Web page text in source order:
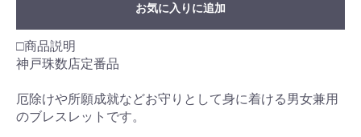
お気に入りに追加
□商品説明
神戸珠数店定番品
厄除けや所願成就などお守りとして身に着ける男女兼用
のブレスレットです。